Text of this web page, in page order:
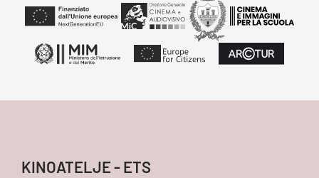
KINOATELJE - ETS